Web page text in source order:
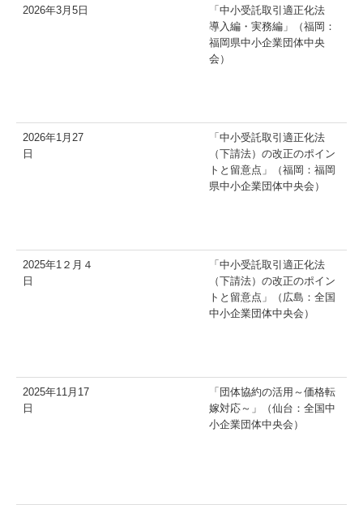
2026年3月5日
「中小受託取引適正化法
導入編・実務編」（福岡：
福岡県中小企業団体中央
会）
2026年1月27
日
「中小受託取引適正化法
（下請法）の改正のポイン
トと留意点」（福岡：福岡
県中小企業団体中央会）
2025年1２月４
日
「中小受託取引適正化法
（下請法）の改正のポイン
トと留意点」（広島：全国
中小企業団体中央会）
2025年11月17
日
「団体協約の活用～価格転
嫁対応～」（仙台：全国中
小企業団体中央会）